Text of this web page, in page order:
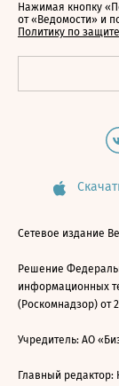
Нажимая кнопку
от «Ведомости» и
Политику по
Сетевое издание
Решение
информационных
(Роскомнадзор) от
Учредитель: АО
Главный